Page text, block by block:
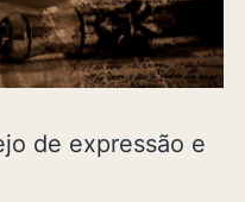
de expressão e